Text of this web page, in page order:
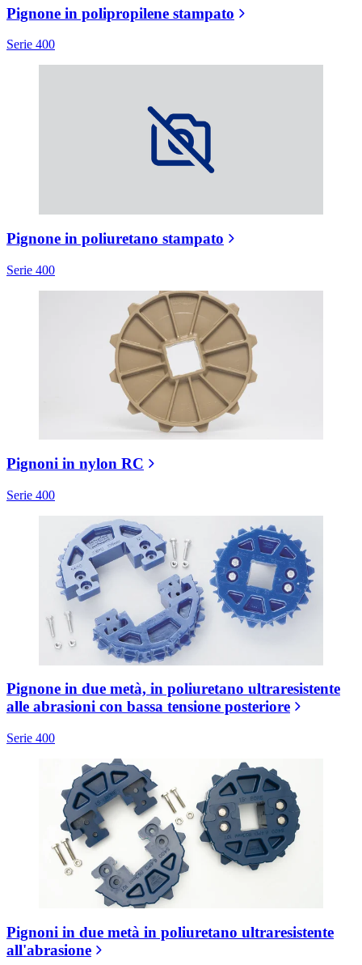
Pignone in polipropilene stampato
Serie 400
Pignone in poliuretano stampato
Serie 400
Pignoni in nylon RC
Serie 400
Pignone in due metà, in poliuretano ultraresistente
alle abrasioni con bassa tensione posteriore
Serie 400
Pignoni in due metà in poliuretano ultraresistente
all'abrasione